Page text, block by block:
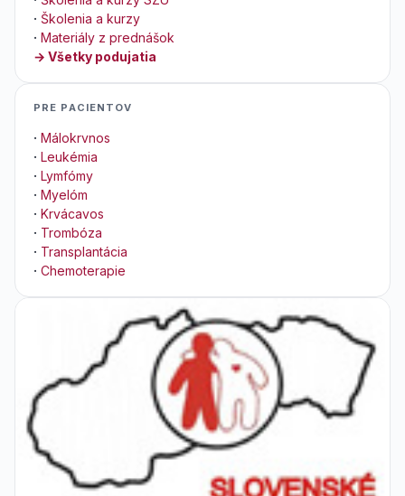
· Školenia a kurzy
· Materiály z prednášok
→ Všetky podujatia
PRE PACIENTOV
· Málokrvnos
· Leukémia
· Lymfómy
· Myelóm
· Krvácavos
· Trombóza
· Transplantácia
· Chemoterapie